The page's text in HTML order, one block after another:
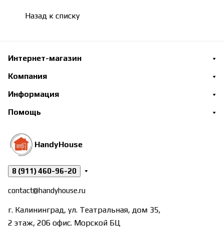
Назад к списку
Интернет-магазин
Компания
Информация
Помощь
HandyHouse
8 (911) 460-96-20
contact@handyhouse.ru
г. Калининград, ул. Театральная, дом 35,
2 этаж, 206 офис. Морской БЦ